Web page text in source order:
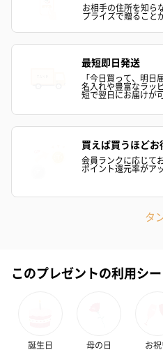
ドライフラワー・プリザーブ
自然のお花で作ったドライフラワ
一部花材が写真と異なる場合が
い。パッケージに入れてお届けし
（2,580円）
（2,580
愛らしいぬいぐるみを同梱してお
お相手の住所を知ら
プライズで贈ること
最短即日発送
「今日買って、明日
名入れや豊富なラッ
短で翌日にお届けが
買えば買うほどお
会員ランクに応じて
ポイント還元率がア
タ
このプレゼントの利用シ
誕生日 母の日 お